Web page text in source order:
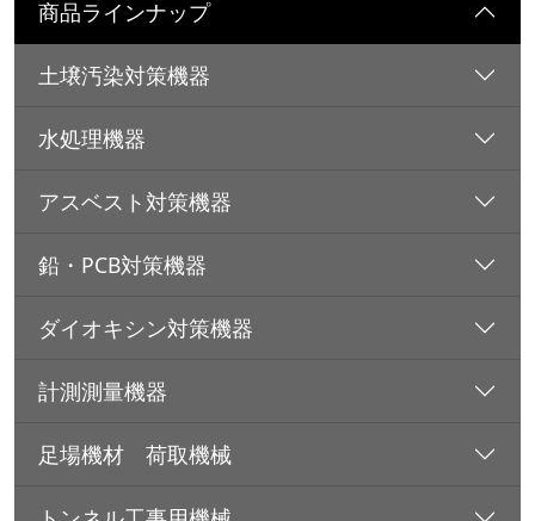
商品ラインナップ
土壌汚染対策機器
水処理機器
アスベスト対策機器
鉛・PCB対策機器
ダイオキシン対策機器
計測測量機器
足場機材 荷取機械